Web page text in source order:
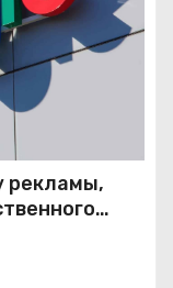
рекламы,